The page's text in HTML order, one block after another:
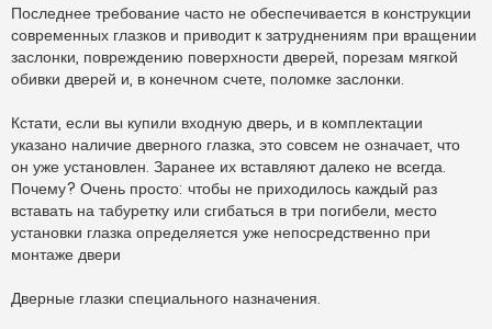
Последнее требование часто не обеспечивается в конструкции
современных глазков и приводит к затруднениям при вращении
заслонки, повреждению поверхности дверей, порезам мягкой
обивки дверей и, в конечном счете, поломке заслонки.
Кстати, если вы купили входную дверь, и в комплектации
указано наличие дверного глазка, это совсем не означает, что
он уже установлен. Заранее их вставляют далеко не всегда.
Почему? Очень просто: чтобы не приходилось каждый раз
вставать на табуретку или сгибаться в три погибели, место
установки глазка определяется уже непосредственно при
монтаже двери
Дверные глазки специального назначения.